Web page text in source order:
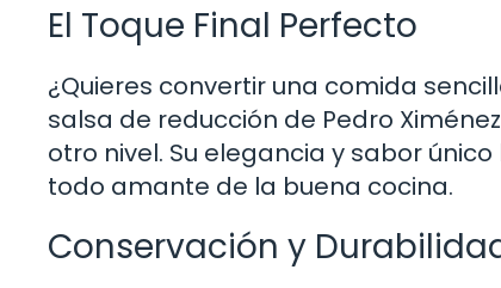
El Toque Final Perfecto
¿Quieres convertir una comida
salsa de reducción de Pedro
otro nivel. Su elegancia y sabor
todo amante de la buena cocina.
Conservación y